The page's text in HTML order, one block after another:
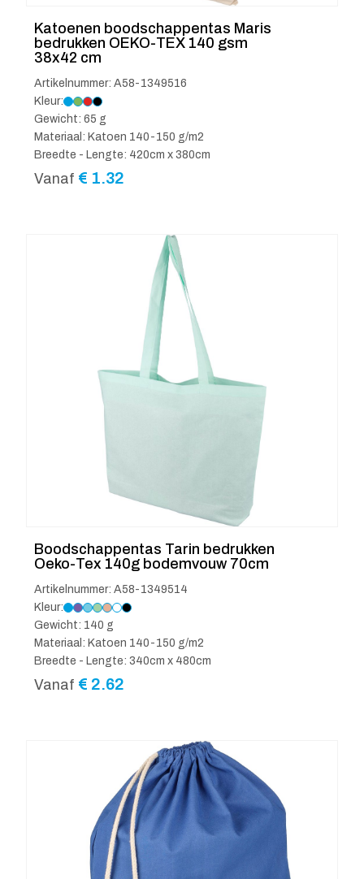
Katoenen boodschappentas Maris
bedrukken OEKO-TEX 140 gsm
38x42 cm
Artikelnummer: A58-1349516
Kleur:
Gewicht: 65 g
Materiaal: Katoen 140-150 g/m2
Breedte - Lengte: 420cm x 380cm
Vanaf € 1.32
Boodschappentas Tarin bedrukken
Oeko-Tex 140g bodemvouw 70cm
Artikelnummer: A58-1349514
Kleur:
Gewicht: 140 g
Materiaal: Katoen 140-150 g/m2
Breedte - Lengte: 340cm x 480cm
Vanaf € 2.62